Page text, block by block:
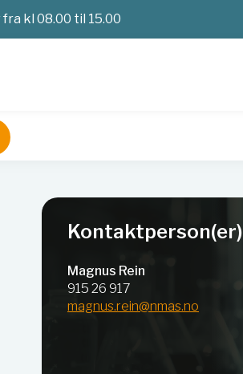
kl 08.00 til 15.00
Kontaktperson(er)
Magnus Rein
915 26 917
magnus.rein@nmas.no